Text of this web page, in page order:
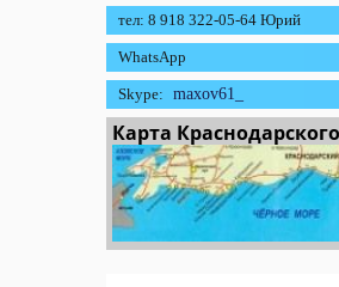
тел: 8 918 322-05-64 Юрий
WhatsApp
Skype: maxov61_
Карта